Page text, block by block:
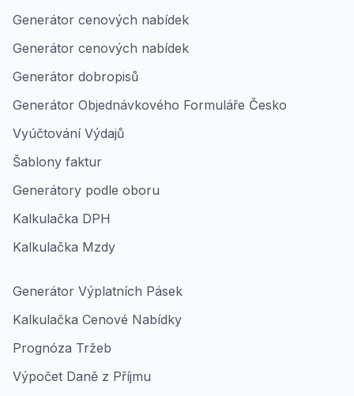
Generátor cenových nabídek
Generátor cenových nabídek
Generátor dobropisů
Generátor Objednávkového Formuláře Česko
Vyúčtování Výdajů
Šablony faktur
Generátory podle oboru
Kalkulačka DPH
Kalkulačka Mzdy
Generátor Výplatních Pásek
Kalkulačka Cenové Nabídky
Prognóza Tržeb
Výpočet Daně z Příjmu